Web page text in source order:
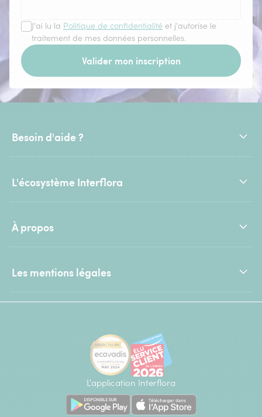
J'ai lu la Politique de confidentialité et j'autorise le
traitement de mes données personnelles.
Valider mon inscription
Besoin d'aide ?
L'écosystème Interflora
À propos
Les mentions légales
L'application Interflora